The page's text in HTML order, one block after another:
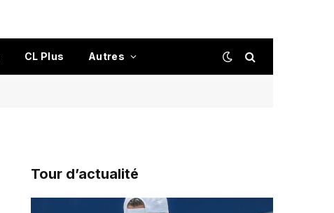
CL Plus Autres
Tour d’actualité